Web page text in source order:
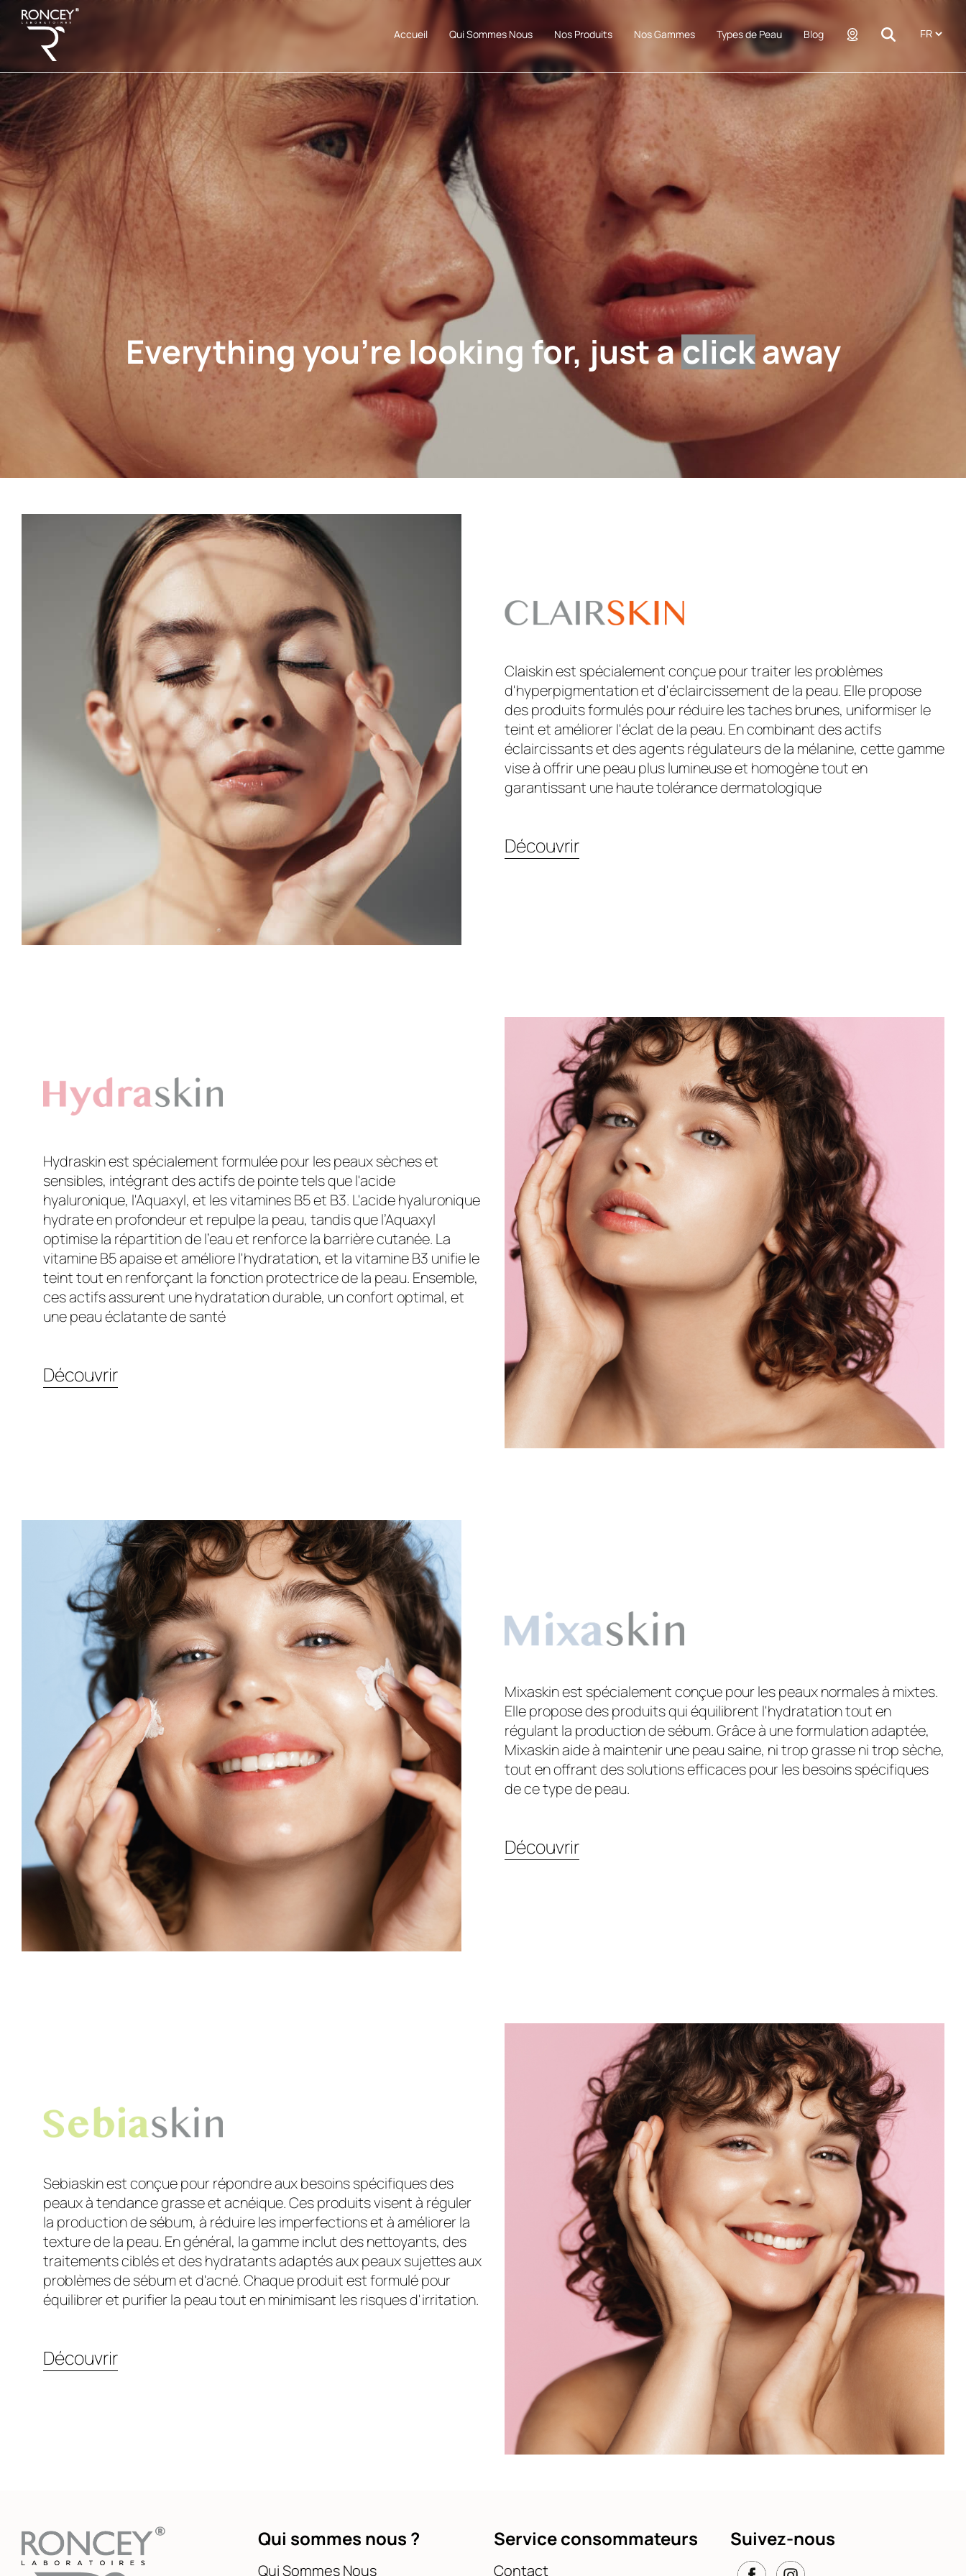
Accueil Qui Sommes Nous Nos Produits Nos Gammes Types de Peau Blog
Everything you’re looking for, just aclickaway
Claiskin est spécialement conçue pour traiter les problèmes
d'hyperpigmentation et d'éclaircissement de la peau. Elle propose
des produits formulés pour réduire les taches brunes, uniformiser le
teint et améliorer l'éclat de la peau. En combinant des actifs
éclaircissants et des agents régulateurs de la mélanine, cette gamme
vise à offrir une peau plus lumineuse et homogène tout en
garantissant une haute tolérance dermatologique
Découvrir
Hydraskin est spécialement formulée pour les peaux sèches et
sensibles, intégrant des actifs de pointe tels que l'acide
hyaluronique, l'Aquaxyl, et les vitamines B5 et B3. L'acide hyaluronique
hydrate en profondeur et repulpe la peau, tandis que l’Aquaxyl
optimise la répartition de l'eau et renforce la barrière cutanée. La
vitamine B5 apaise et améliore l'hydratation, et la vitamine B3 unifie le
teint tout en renforçant la fonction protectrice de la peau. Ensemble,
ces actifs assurent une hydratation durable, un confort optimal, et
une peau éclatante de santé
Découvrir
Mixaskin est spécialement conçue pour les peaux normales à mixtes.
Elle propose des produits qui équilibrent l'hydratation tout en
régulant la production de sébum. Grâce à une formulation adaptée,
Mixaskin aide à maintenir une peau saine, ni trop grasse ni trop sèche,
tout en offrant des solutions efficaces pour les besoins spécifiques
de ce type de peau.
Découvrir
Sebiaskin est conçue pour répondre aux besoins spécifiques des
peaux à tendance grasse et acnéique. Ces produits visent à réguler
la production de sébum, à réduire les imperfections et à améliorer la
texture de la peau. En général, la gamme inclut des nettoyants, des
traitements ciblés et des hydratants adaptés aux peaux sujettes aux
problèmes de sébum et d'acné. Chaque produit est formulé pour
équilibrer et purifier la peau tout en minimisant les risques d'irritation.
Découvrir
Qui sommes nous ?
Qui Sommes Nous
Service consommateurs
Contact
Suivez-nous